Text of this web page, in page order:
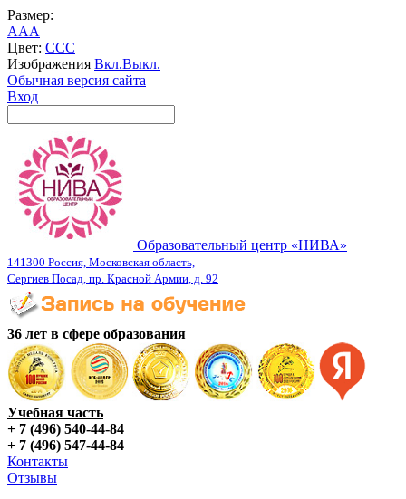
Размер:
AAA
Цвет: CCC
Изображения Вкл.Выкл.
Обычная версия сайта
Вход
Образовательный центр «НИВА»
141300 Россия, Московская область,
Сергиев Посад, пр. Красной Армии, д. 92
36 лет в сфере образования
Учебная часть
+ 7 (496) 540-44-84
+ 7 (496) 547-44-84
Контакты
Отзывы